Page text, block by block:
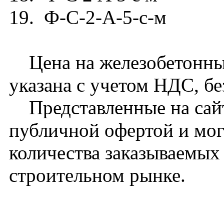
19. Ф-С-2-А-5-с-м
Цена на
указана с учетом НДС,
Представленные на
публичной офертой и
количества
строительном рынке.